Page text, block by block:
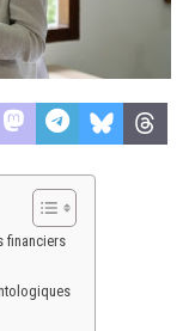
financiers